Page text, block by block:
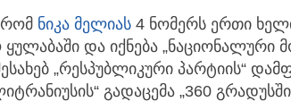
ნიკა მელიას 4 ნომერს ერთი
და იქნება „ნაციონალური
„რესპუბლიკური პარტიის“
გადაცემა „360